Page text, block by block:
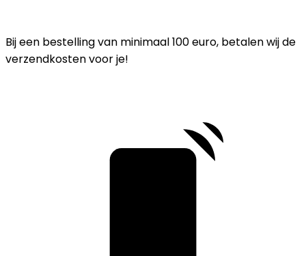
Bij een bestelling van minimaal 100 euro, betalen wij de
verzendkosten voor je!